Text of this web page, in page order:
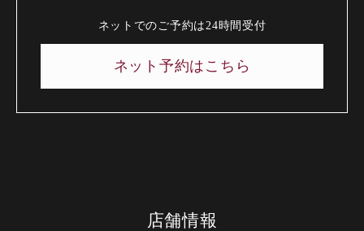
ネットでのご予約は24時間受付
ネット予約はこちら
店舗情報